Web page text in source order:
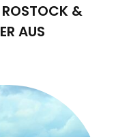
ROSTOCK &
AUS